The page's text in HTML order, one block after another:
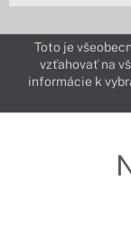
Toto je
vzťahovať na
informácie k